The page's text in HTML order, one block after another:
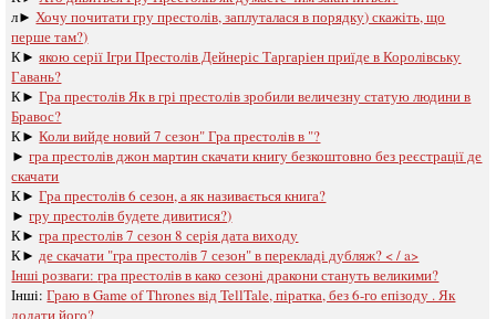
л► Хочу почитати гру престолів, заплуталася в порядку) скажіть, що
перше там?)
К►якою серії Ігри Престолів Дейнеріс Таргаріен приїде в Королівську
Гавань?
К►Гра престолів Як в грі престолів зробили величезну статую людини в
Бравос?
К►Коли вийде новий 7 сезон" Гра престолів в "?
►гра престолів джон мартин скачати книгу безкоштовно без реєстрації де
скачати
К►Гра престолів 6 сезон, а як називається книга?
►гру престолів будете дивитися?)
К►гра престолів 7 сезон 8 серія дата виходу
К► де скачати "гра престолів 7 сезон" в перекладі дубляж? < / a>
Інші розваги: ​​гра престолів в како сезоні дракони стануть великими?
Інші:Граю в Game of Thrones від TellTale, піратка, без 6-го епізоду . Як
додати його?